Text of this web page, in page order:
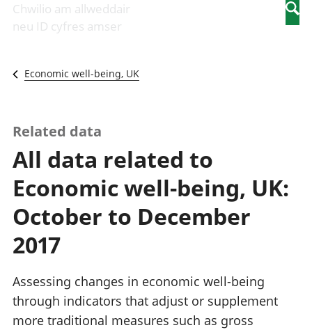
Newidiadau i
fusnesau
Diwydiant
a'r rhyngrwyd
Y diwydiant
gweithgynhyrchu
a chynhyrchu
Y diwydiant
manwethu
twristiaeth
Gwerth
Ychwanegol Gros
Mynegeion
phrisiau
Cyfrifon gwladol
Cyfrifon
rhanbarthol
mewn
gwaith
Chwilio am allweddair
neu ID cyfres amser
Economic well-being, UK
Related data
All data related to
Economic well-being, UK:
October to December
2017
Assessing changes in economic well-being
through indicators that adjust or supplement
more traditional measures such as gross